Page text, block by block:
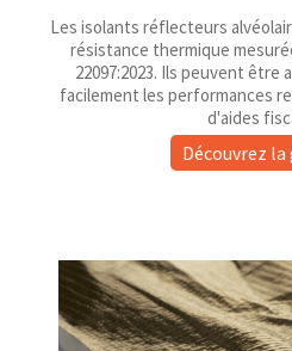
Les isolants réflecteurs
résistance thermique
22097:2023. Ils peuvent
facilement les performances
d'aides
Découvrez